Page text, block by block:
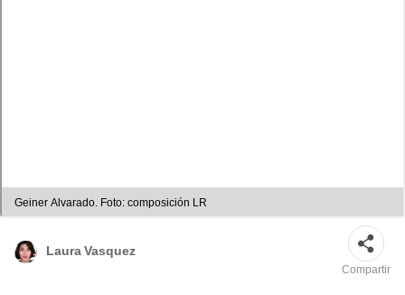
Geiner Alvarado. Foto: composición LR
Laura Vasquez
Compartir